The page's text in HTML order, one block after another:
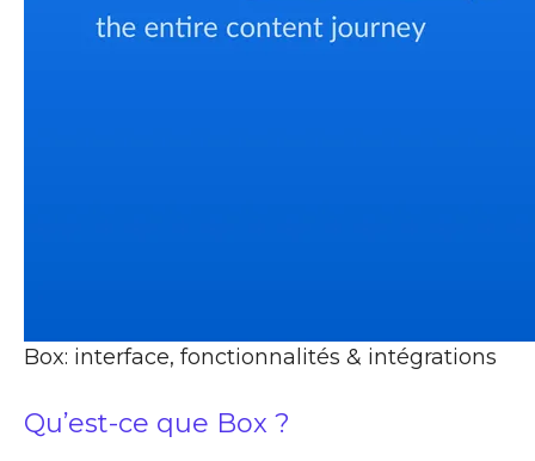
Box: interface, fonctionnalités & intégrations
Qu’est-ce que Box ?